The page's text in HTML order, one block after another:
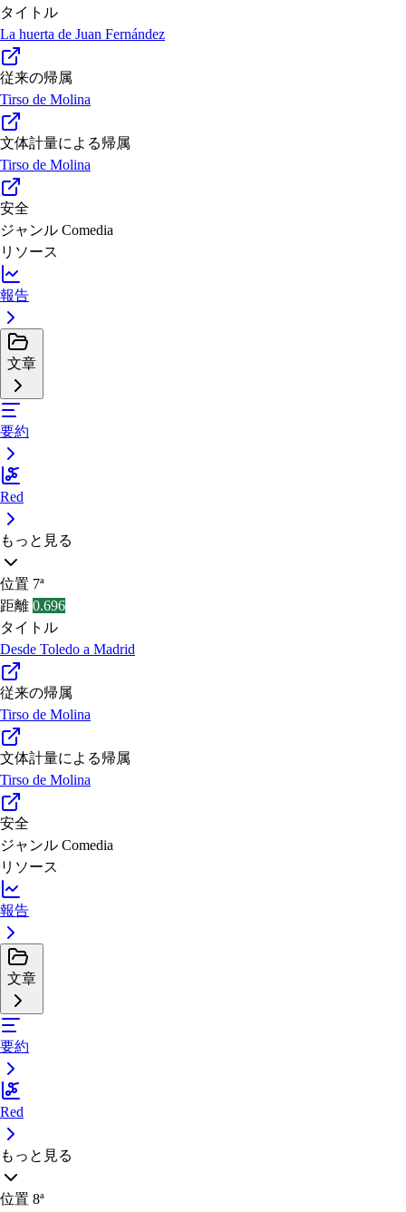
タイトル
La huerta de Juan Fernández
従来の帰属
Tirso de Molina
文体計量による帰属
Tirso de Molina
安全
ジャンル Comedia
リソース
報告
文章
要約
Red
もっと見る
位置 7ª
距離 0.696
タイトル
Desde Toledo a Madrid
従来の帰属
Tirso de Molina
文体計量による帰属
Tirso de Molina
安全
ジャンル Comedia
リソース
報告
文章
要約
Red
もっと見る
位置 8ª